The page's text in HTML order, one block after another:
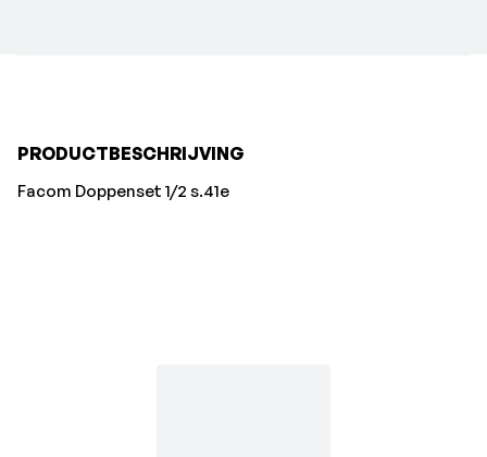
PRODUCTBESCHRIJVING
Facom Doppenset 1/2 s.41e